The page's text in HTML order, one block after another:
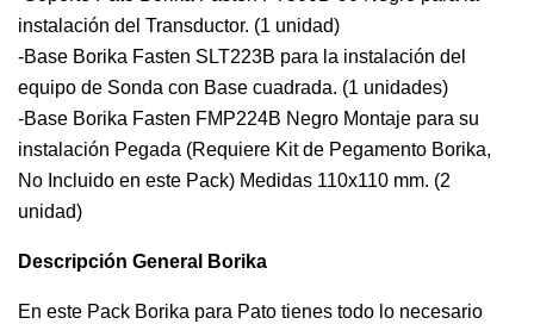
instalación del Transductor. (1 unidad)
-Base Borika Fasten SLT223B para la instalación del
equipo de Sonda con Base cuadrada. (1 unidades)
-Base Borika Fasten FMP224B Negro Montaje para su
instalación Pegada (Requiere Kit de Pegamento Borika,
No Incluido en este Pack) Medidas 110x110 mm. (2
unidad)
Descripción General Borika
En este Pack Borika para Pato tienes todo lo necesario